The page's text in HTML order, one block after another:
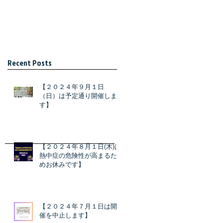
Recent Posts
【２０２４年９月１日
（日）は予定通り開催しま
す】
【２０２４年８月１日(木)は
熱中症の危険性が高まるた
めお休みです】
【２０２４年７月１日は開
催を中止します】